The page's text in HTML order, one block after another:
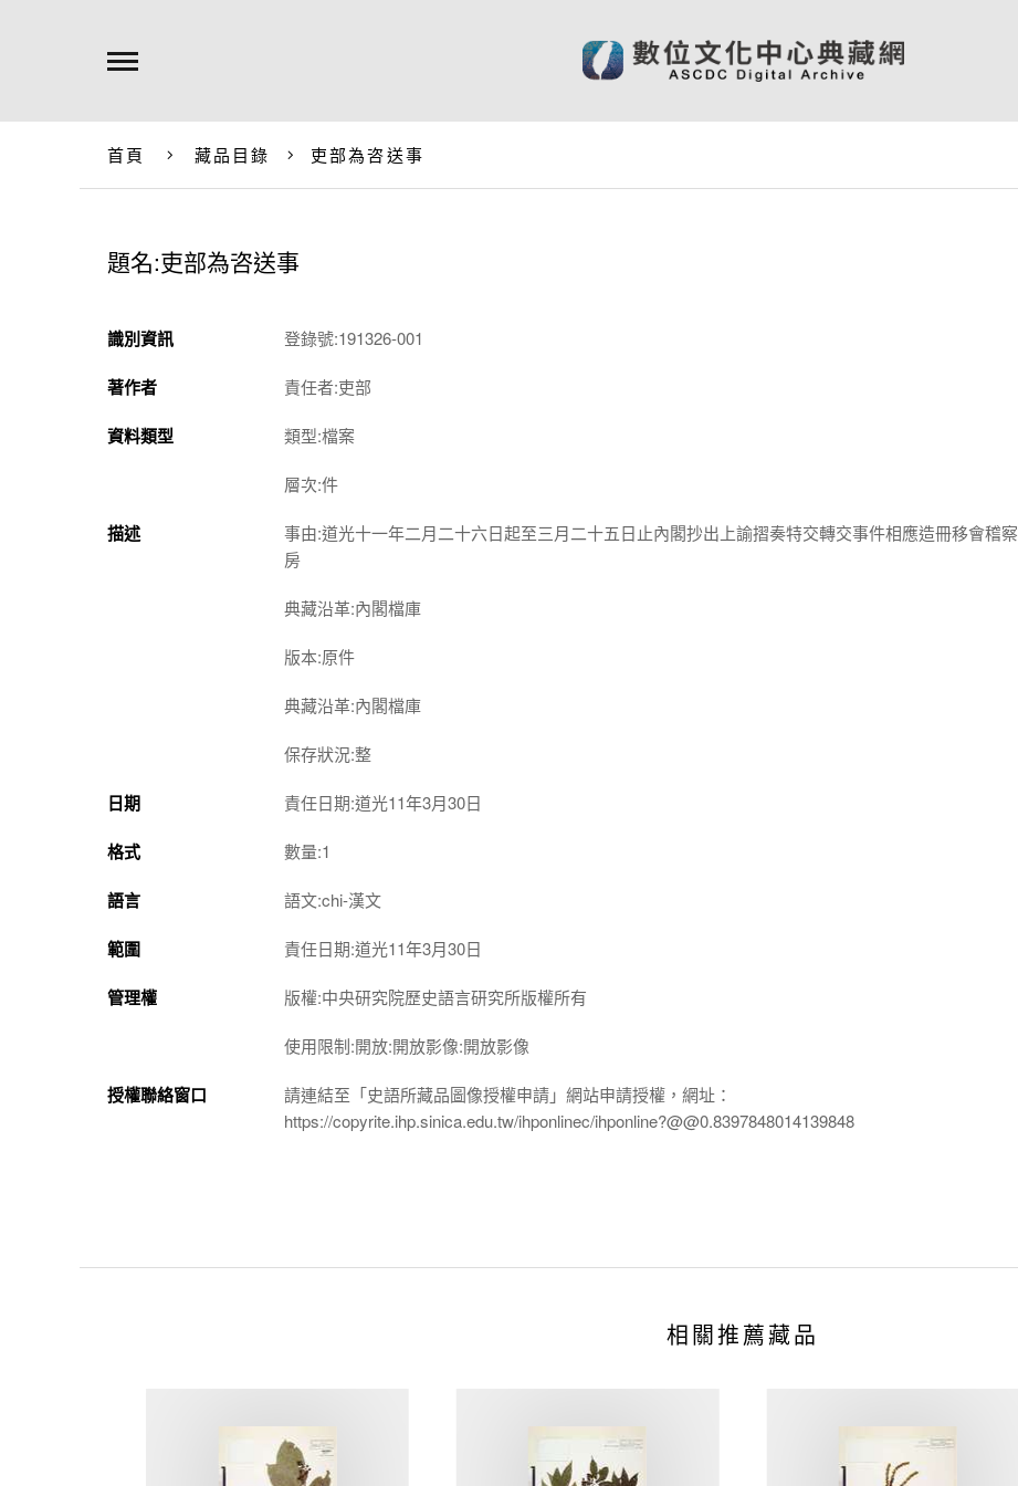
首頁 藏品目錄 吏部為咨送事
題名:吏部為咨送事
識別資訊 登錄號:191326-001
著作者 責任者:吏部
資料類型 類型:檔案
層次:件
描述
事由:道光十一年二月二十六日起至三月二十五日止內閣抄出上諭摺奏特交轉交事件相應造冊移會稽察
房
典藏沿革:內閣檔庫
版本:原件
典藏沿革:內閣檔庫
保存狀況:整
日期 責任日期:道光11年3月30日
格式 數量:1
語言 語文:chi-漢文
範圍 責任日期:道光11年3月30日
管理權 版權:中央研究院歷史語言研究所版權所有
使用限制:開放:開放影像:開放影像
授權聯絡窗口
請連結至「史語所藏品圖像授權申請」網站申請授權，網址：
https://copyrite.ihp.sinica.edu.tw/ihponlinec/ihponline?@@0.8397848014139848
相關推薦藏品